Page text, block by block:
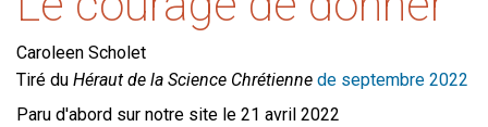
Caroleen Scholet
Tiré du Héraut de la Science Chrétienne de septembre 2022
Paru d'abord sur notre site le 21 avril 2022